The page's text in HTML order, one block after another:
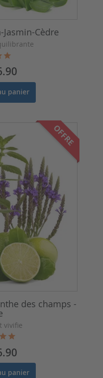
Jasmin-Cèdre
panier
des champs -
vivifie
panier
OFFRE